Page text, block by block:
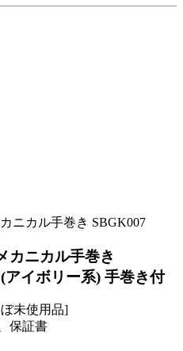
カニカル手巻き
アイボリー系) 手巻き付
未使用品]
保証書